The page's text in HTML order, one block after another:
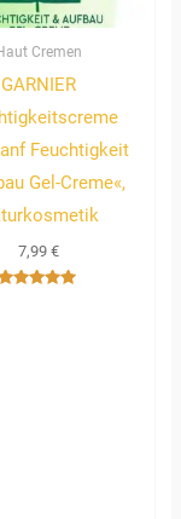
Cremen
GARNIER
Feuchtigkeit
Gel-Creme«,
7,99 €